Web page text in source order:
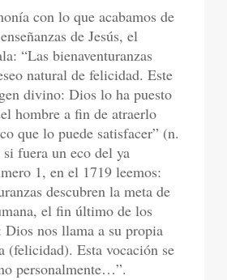
con lo que acabamos de
de Jesús, el
“Las bienaventuranzas
natural de felicidad. Este
divino: Dios lo ha puesto
hombre a fin de atraerlo
que lo puede satisfacer” (n.
fuera un eco del ya
1, en el 1719 leemos:
descubren la meta de
el fin último de los
Dios nos llama a su propia
(felicidad). Esta vocación se
personalmente…”.